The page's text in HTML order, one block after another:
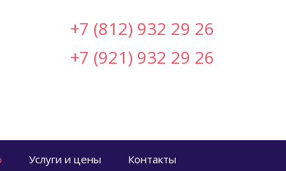
+7 (812) 932 29 26
+7 (921) 932 29 26
Услуги и цены Контакты